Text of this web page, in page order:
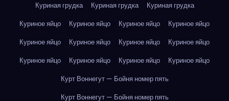
Куриная грудка
Куриная грудка
Куриная грудка
Куриное яйцо
Куриное яйцо Куриное яйцо
Куриное яйцо
Куриное яйцо
Куриное яйцо Куриное яйцо
Куриное яйцо
Куриное яйцо
Куриное яйцо Куриное яйцо
Куриное яйцо
Курт Воннегут — Бойня номер пять
Курт Воннегут — Бойня номер пять